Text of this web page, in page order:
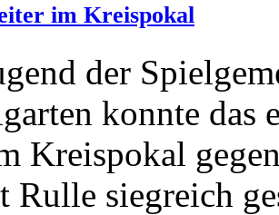
im Kreispokal
der
konnte das
Kreispokal
Rulle siegreich